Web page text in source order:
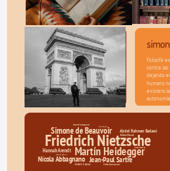
filósofa
contra las
dejando
humano
Friedrich Nietzsche
Martín Heidegger
Simone de Beauvoir
Jean-Paul Sartre
Nicola Abbagnano
Hannah Arendt​
Abdel Rahman Badawi
Albert Camus
Blaise Pascal
Fiódor Dostoyevski
Søren Kierkegaard
León Chestov
Gabriel Marcel
Karl Jaspers